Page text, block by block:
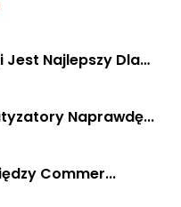
Najlepszy Dla
Naprawdę...
Commer...